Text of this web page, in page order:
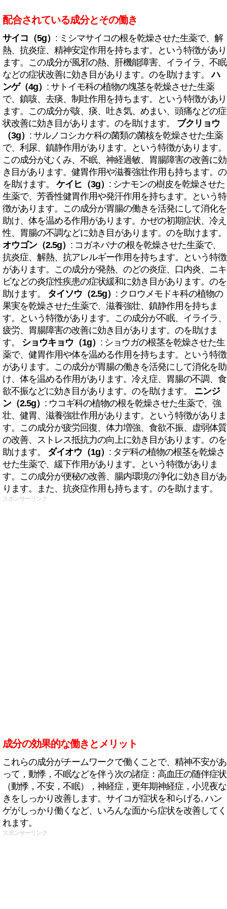
配合されている成分とその働き
サイコ（5g） : ミシマサイコの根を乾燥させた生薬で、解
熱、抗炎症、精神安定作用を持ちます。という特徴があり
ます。この成分が風邪の熱、肝機能障害、イライラ、不眠
などの症状改善に効き目があります。のを助けます。ハ
ンゲ（4g） : サトイモ科の植物の塊茎を乾燥させた生薬
で、鎮咳、去痰、制吐作用を持ちます。という特徴があり
ます。この成分が咳、痰、吐き気、めまい、頭痛などの症
状改善に効き目があります。のを助けます。 ブクリョウ
（3g） : サルノコシカケ科の菌類の菌核を乾燥させた生薬
で、利尿、鎮静作用があります。という特徴があります。
この成分がむくみ、不眠、神経過敏、胃腸障害の改善に効
き目があります。健胃作用や滋養強壮作用も持ちます。の
を助けます。 ケイヒ（3g） : シナモンの樹皮を乾燥させた
生薬で、芳香性健胃作用や発汗作用を持ちます。という特
徴があります。この成分が胃腸の働きを活発にして消化を
助け、体を温める作用があります。かぜの初期症状、冷え
性、胃腸の不調などに効き目があります。のを助けます。
オウゴン（2.5g） : コガネバナの根を乾燥させた生薬で、
抗炎症、解熱、抗アレルギー作用を持ちます。という特徴
があります。この成分が発熱、のどの炎症、口内炎、ニキ
ビなどの炎症性疾患の症状緩和に効き目があります。のを
助けます。 タイソウ（2.5g） : クロウメモドキ科の植物の
果実を乾燥させた生薬で、滋養強壮、鎮静作用を持ちま
す。という特徴があります。この成分が不眠、イライラ、
疲労、胃腸障害の改善に効き目があります。のを助けま
す。 ショウキョウ（1g） : ショウガの根茎を乾燥させた生
薬で、健胃作用や体を温める作用を持ちます。という特徴
があります。この成分が胃腸の働きを活発にして消化を助
け、体を温める作用があります。冷え症、胃腸の不調、食
欲不振などに効き目があります。のを助けます。 ニンジ
ン（2.5g） : ウコギ科の植物の根を乾燥させた生薬で、強
壮、健胃、滋養強壮作用があります。という特徴がありま
す。この成分が疲労回復、体力増強、食欲不振、虚弱体質
の改善、ストレス抵抗力の向上に効き目があります。のを
助けます。 ダイオウ（1g） : タデ科の植物の根茎を乾燥さ
せた生薬で、緩下作用があります。という特徴がありま
す。この成分が便秘の改善、腸内環境の浄化に効き目があ
ります。また、抗炎症作用も持ちます。のを助けます。
スポンサーリンク
成分の効果的な働きとメリット
これらの成分がチームワークで働くことで、精神不安があ
って，動悸，不眠などを伴う次の諸症：高血圧の随伴症状
（動悸，不安，不眠），神経症，更年期神経症，小児夜な
きをしっかり改善します。サイコが症状を和らげる, ハン
ゲがしっかり働くなど、いろんな面から症状を改善してく
れます。
スポンサーリンク